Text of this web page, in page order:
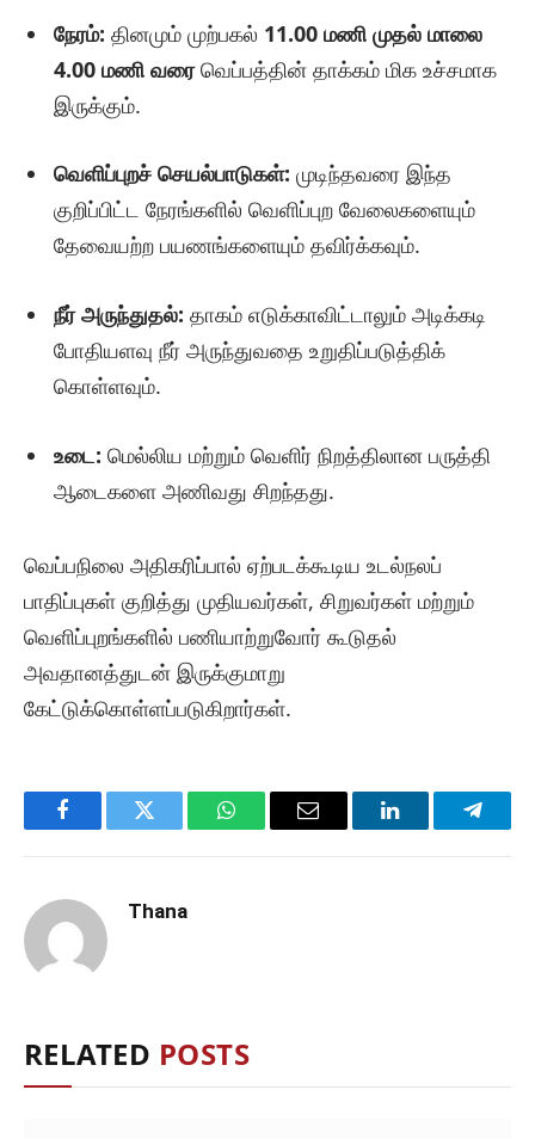
நேரம்: தினமும் முற்பகல் 11.00 மணி முதல் மாலை
4.00 மணி வரைவெப்பத்தின் தாக்கம் மிக உச்சமாக
இருக்கும்.
வெளிப்புறச் செயல்பாடுகள்: முடிந்தவரை இந்த
குறிப்பிட்ட நேரங்களில் வெளிப்புற வேலைகளையும்
தேவையற்ற பயணங்களையும் தவிர்க்கவும்.
நீர் அருந்துதல்: தாகம் எடுக்காவிட்டாலும் அடிக்கடி
போதியளவு நீர் அருந்துவதை உறுதிப்படுத்திக்
கொள்ளவும்.
உடை: மெல்லிய மற்றும் வெளிர் நிறத்திலான பருத்தி
ஆடைகளை அணிவது சிறந்தது.
வெப்பநிலை அதிகரிப்பால் ஏற்படக்கூடிய உடல்நலப்
பாதிப்புகள் குறித்து முதியவர்கள், சிறுவர்கள் மற்றும்
வெளிப்புறங்களில் பணியாற்றுவோர் கூடுதல்
அவதானத்துடன் இருக்குமாறு
கேட்டுக்கொள்ளப்படுகிறார்கள்.
FacebookTwitter WhatsAppEmail LinkedIn
Thana
RELATED POSTS